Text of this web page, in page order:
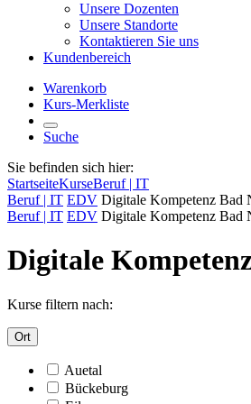
Unsere Dozenten
Unsere Standorte
Kontaktieren Sie uns
Kundenbereich
Warenkorb
Kurs-Merkliste
Suche
Sie befinden sich hier:
StartseiteKurseBeruf | IT
Beruf | IT EDV Digitale Kompetenz Bad
Beruf | IT EDV Digitale Kompetenz Bad
Digitale
Kurse filtern nach:
Ort
Auetal
Bückeburg